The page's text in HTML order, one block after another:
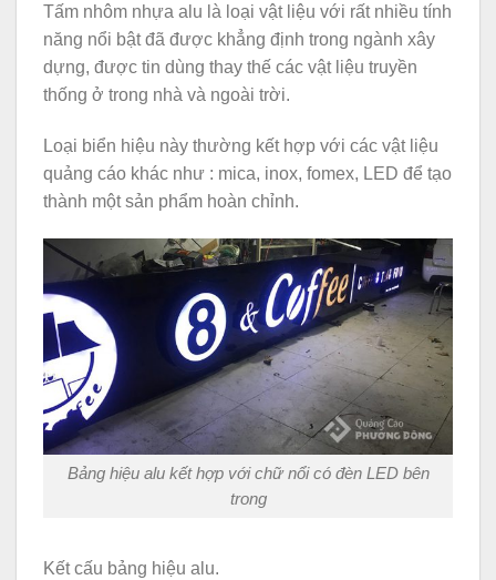
Tấm nhôm nhựa alu là loại vật liệu với rất nhiều tính
năng nổi bật đã được khẳng định trong ngành xây
dựng, được tin dùng thay thế các vật liệu truyền
thống ở trong nhà và ngoài trời.
Loại biển hiệu này thường kết hợp với các vật liệu
quảng cáo khác như : mica, inox, fomex, LED để tạo
thành một sản phẩm hoàn chỉnh.
Bảng hiệu alu kết hợp với chữ nổi có đèn LED bên
trong
Kết cấu bảng hiệu alu.